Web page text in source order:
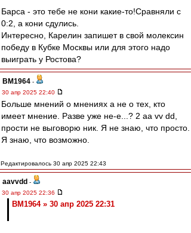
Барса - это тебе не кони какие-то!Сравняли с
0:2, а кони сдулись.
Интересно, Карелин запишет в свой молексин
победу в Кубке Москвы или для этого надо
выиграть у Ростова?
BM1964 -
30 апр 2025 22:40
Больше мнений о мнениях а не о тех, кто
имеет мнение. Разве уже не-е...? 2 аа vv dd,
прости не выговорю ник. Я не знаю, что просто.
Я знаю, что возможно.
Редактировалось 30 апр 2025 22:43
aavvdd -
30 апр 2025 22:36
BM1964 » 30 апр 2025 22:31